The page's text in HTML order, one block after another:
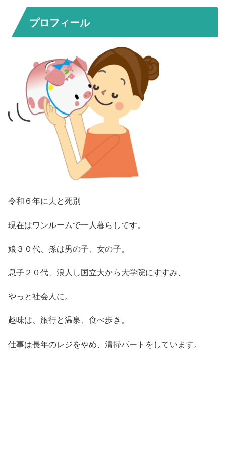
プロフィール
令和６年に夫と死別
現在はワンルームで一人暮らしです。
娘３０代、孫は男の子、女の子。
息子２０代、浪人し国立大から大学院にすすみ、
やっと社会人に。
趣味は、旅行と温泉、食べ歩き。
仕事は長年のレジをやめ、清掃パートをしています。